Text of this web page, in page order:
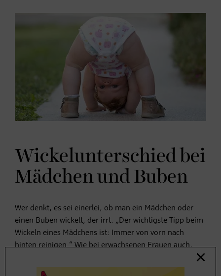
Wickelunterschied bei
Mädchen und Buben
Wer denkt, es sei einerlei, ob man ein Mädchen oder
einen Buben wickelt, der irrt. „Der wichtigste Tipp beim
Wickeln eines Mädchens ist: Immer von vorn nach
hinten reinigen.“ Wie bei erwachsenen Frauen auch,
gelangen undEntzündungenverursachen. Da sich